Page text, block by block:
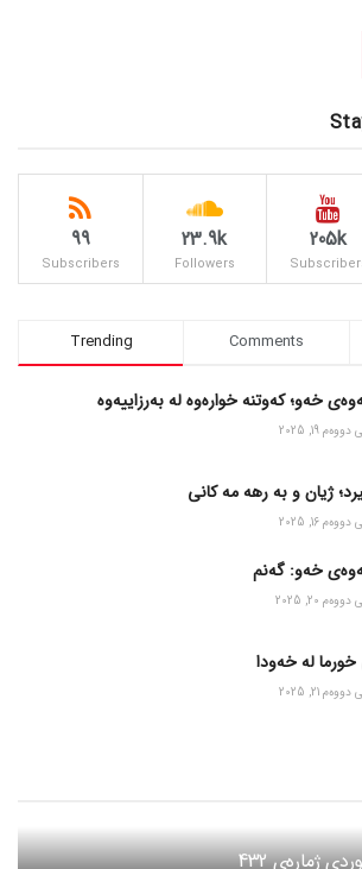
205k
23.9k
Followers
99
Subscribers
Trending Comments
خەو؛ کەوتنە خوارەوە لە بەرزاییەوە
19, 2025
ژیان و به رهه مه کانی
16, 2025
خەو: گەنم
20, 2025
خورما لە خەودا
21, 2025
ژمارەی 432